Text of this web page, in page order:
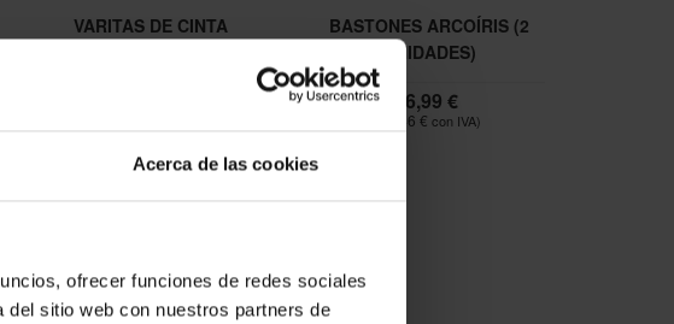
Acerca de las cookies
ofrecer funciones de redes sociales
sitio web con nuestros partners de
VARITAS DE CINTA
BASTONES ARCOÍRIS (2
UNIDADES)
6,99 €
8,46 €